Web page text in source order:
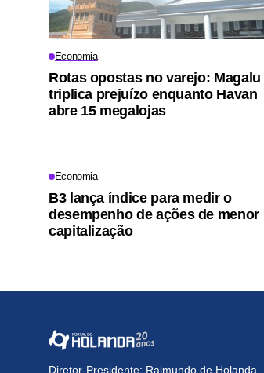
Economia
Rotas opostas no varejo: Magalu
triplica prejuízo enquanto Havan
abre 15 megalojas
Economia
B3 lança índice para medir o
desempenho de ações de menor
capitalização
Diretor-Presidente: Raimundo de Holanda